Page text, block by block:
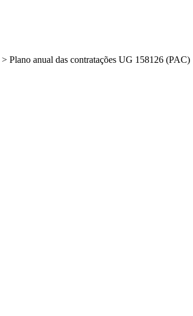
> Plano anual das contratações UG 158126 (PAC)